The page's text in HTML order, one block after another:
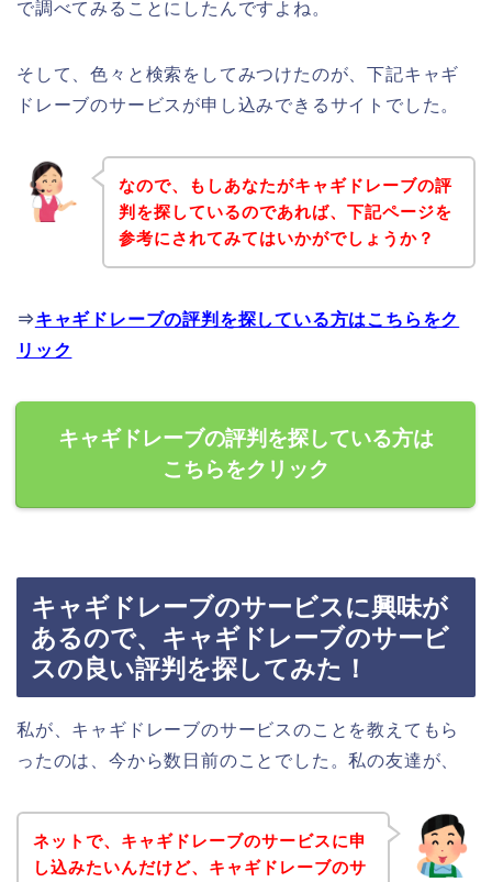
で調べてみることにしたんですよね。
そして、色々と検索をしてみつけたのが、下記キャギ
ドレーブのサービスが申し込みできるサイトでした。
なので、もしあなたがキャギドレーブの評
判を探しているのであれば、下記ページを
参考にされてみてはいかがでしょうか？
⇒キャギドレーブの評判を探している方はこちらをク
リック
キャギドレーブの評判を探している方は
こちらをクリック
キャギドレーブのサービスに興味が
あるので、キャギドレーブのサービ
スの良い評判を探してみた！
私が、キャギドレーブのサービスのことを教えてもら
ったのは、今から数日前のことでした。私の友達が、
ネットで、キャギドレーブのサービスに申
し込みたいんだけど、キャギドレーブのサ